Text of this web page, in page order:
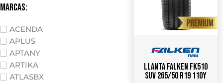
marcas:
ACENDA
APLUS
APTANY
ARTIKA
ATLASBX
Llanta FALKEN FK510
SUV 265/50 R19 110Y